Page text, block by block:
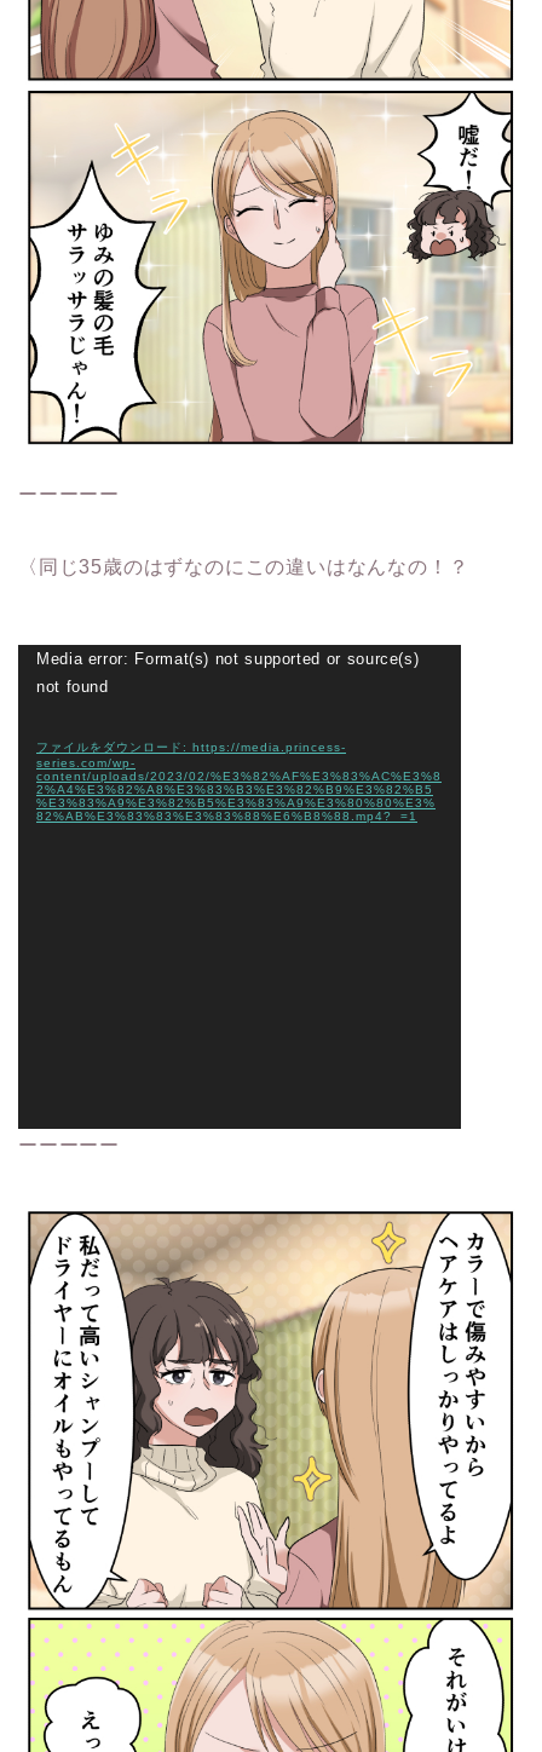
ーーーーー
〈同じ35歳のはずなのにこの違いはなんなの！？
画
ー
ヤ
ー
Media error: Format(s) not supported or source(s)
not found
ファイルをダウンロード: https://media.princess-
series.com/wp-
content/uploads/2023/02/%E3%82%AF%E3%83%AC%E3%8
2%A4%E3%82%A8%E3%83%B3%E3%82%B9%E3%82%B5
%E3%83%A9%E3%82%B5%E3%83%A9%E3%80%80%E3%
82%AB%E3%83%83%E3%83%88%E6%B8%88.mp4?_=1
ーーーーー